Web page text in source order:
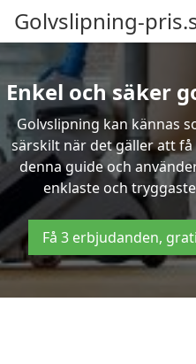
Golvslipning-
Enkel och säker
Golvslipning kan kännas
särskilt när det gäller att
denna guide och
enklaste och
Få 3 erbjudanden,